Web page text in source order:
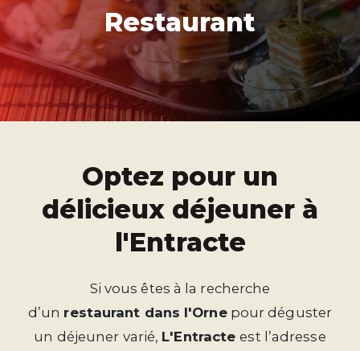
Restaurant
Optez pour un
délicieux déjeuner à
l'Entracte
Si vous êtes à la recherche
d’un restaurant dans l'Ornepour déguster
un déjeuner varié, L'Entracteest l’adresse